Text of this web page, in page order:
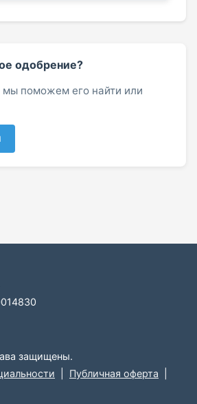
одобрение?
поможем его найти или
защищены.
Публичная оферта